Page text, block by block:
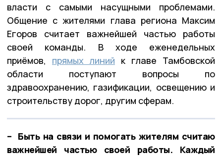
власти с самыми насущными проблемами.
Общение с жителями глава региона Максим
Егоров считает важнейшей частью работы
своей команды. В ходе еженедельных
приёмов, прямых линий к главе Тамбовской
области поступают вопросы по
здравоохранению, газификации, освещению и
строительству дорог, другим сферам.
– Быть на связи и помогать жителям считаю
важнейшей частью своей работы. Каждый